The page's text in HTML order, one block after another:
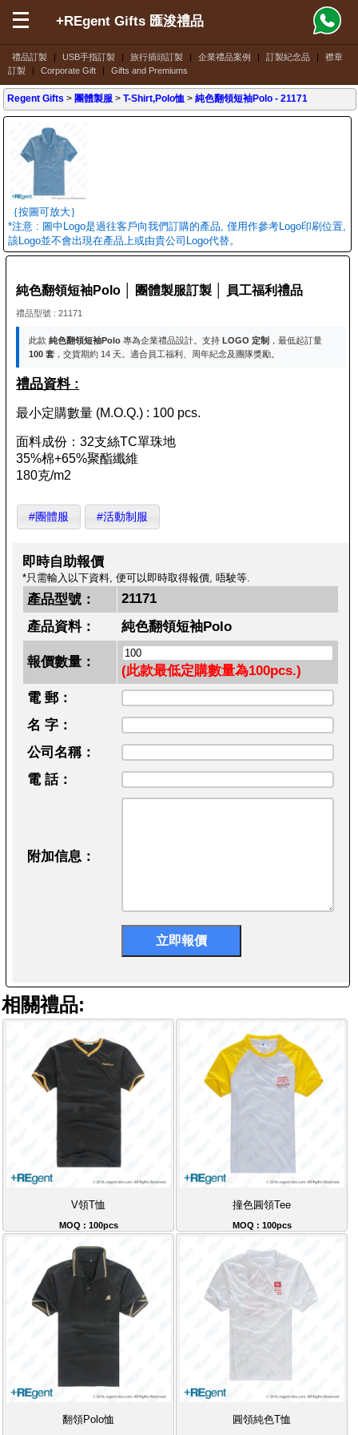
禮品訂製 | USB手指訂製 | 旅行插頭訂製 | 企業禮品案例 | 訂製紀念品 |
襟章
訂製
| Corporate Gift | Gifts and Premiums
+REgent Gifts 匯浚禮品
Regent Gifts > 團體製服 >T-Shirt,Polo恤 >純色翻領短袖Polo - 21171
｛按圖可放大｝
*注意 : 圖中Logo是過往客戶向我們訂購的產品, 僅用作參考Logo印刷位置,
該Logo並不會出現在產品上或由貴公司Logo代替。
純色翻領短袖Polo │ 團體製服訂製 │ 員工福利禮品
禮品型號 : 21171
此款 純色翻領短袖Polo專為企業禮品設計。支持 LOGO 定制 ，最低起訂量
100 套，交貨期約 14 天。適合員工福利、周年紀念及團隊獎勵。
禮品資料 :
最小定購數量 (M.O.Q.) : 100 pcs.
面料成份：32支絲TC單珠地
35%棉+65%聚酯纖維
180克/m2
#團體服 #活動制服
即時自助報價
*只需輸入以下資料, 便可以即時取得報價, 唔駛等.
產品型號：
21171
產品資料：
純色翻領短袖Polo
報價數量：
(此款最低定購數量為100pcs.)
電 郵：
名 字：
公司名稱：
電 話：
附加信息：
相關禮品:
V領T恤
MOQ : 100pcs
撞色圓領Tee
MOQ : 100pcs
翻領Polo恤 圓領純色T恤